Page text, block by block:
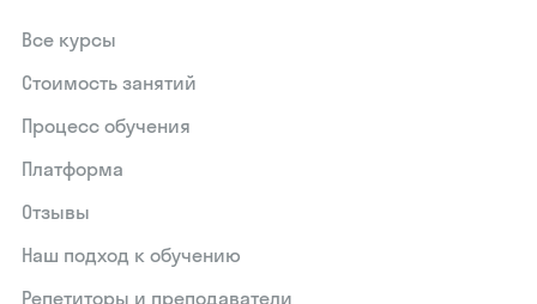
Все курсы
Стоимость занятий
Процесс обучения
Платформа
Отзывы
Наш подход к обучению
Репетиторы и преподаватели